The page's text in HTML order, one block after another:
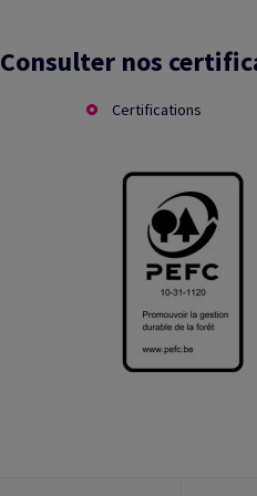
Consulter nos
Certifications